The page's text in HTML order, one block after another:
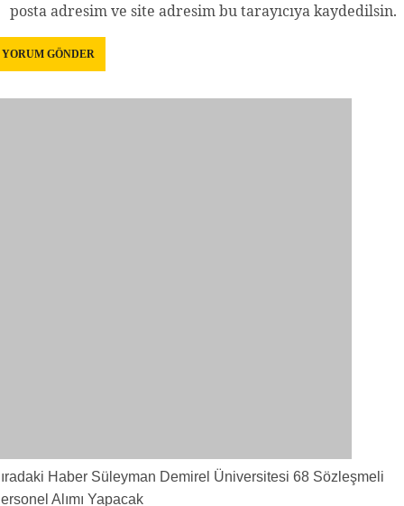
posta adresim ve site adresim bu tarayıcıya kaydedilsin.
Haber Süleyman Demirel Üniversitesi 68 Sözleşmeli
Alımı Yapacak